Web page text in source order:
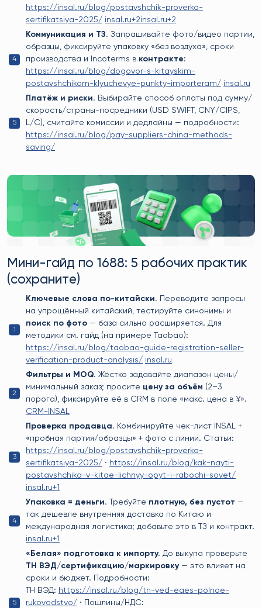
https://insal.ru/blog/postavshchik-proverka-
sertifikatsiya-2025/ insal.ru+2insal.ru+2
Коммуникация и ТЗ. Запрашивайте фото/видео партии,
образцы, фиксируйте упаковку «без воздуха», сроки
производства и Incoterms в контракте:
https://insal.ru/blog/dogovor-s-kitayskim-
postavshchikom-klyuchevye-punkty-importeram/ insal.ru
Платёж и риски. Выбирайте способ оплаты под сумму/
скорость/страны-посредники (USD SWIFT, CNY/CIPS,
L/C), считайте комиссии и дедлайны — подробности:
https://insal.ru/blog/pay-suppliers-china-methods-
saving/
Мини-гайд по 1688: 5 рабочих практик
(сохраните)
Ключевые слова по-китайски. Переводите запросы
на упрощённый китайский, тестируйте синонимы и
поиск по фото — база сильно расширяется. Для
методики см. гайд (на примере Taobao):
https://insal.ru/blog/taobao-guide-registration-seller-
verification-product-analysis/ insal.ru
Фильтры и MOQ. Жёстко задавайте диапазон цены/
минимальный заказ; просите цену за объём (2–3
порога), фиксируйте её в CRM в поле «макс. цена в ¥».
CRM-INSAL
Проверка продавца. Комбинируйте чек-лист INSAL +
«пробная партия/образцы» + фото с линии. Статьи:
https://insal.ru/blog/postavshchik-proverka-
sertifikatsiya-2025/ · https://insal.ru/blog/kak-nayti-
postavshchika-v-kitae-lichnyy-opyt-i-rabochi-sovet/
insal.ru+1
Упаковка = деньги. Требуйте плотную, без пустот —
так дешевле внутренняя доставка по Китаю и
международная логистика; добавьте это в ТЗ и контракт.
insal.ru+1
«Белая» подготовка к импорту. До выкупа проверьте
ТН ВЭД/сертификацию/маркировку— это влияет на
сроки и бюджет. Подробности:
ТН ВЭД: https://insal.ru/blog/tn-ved-eaes-polnoe-
rukovodstvo/ · Пошлины/НДС: